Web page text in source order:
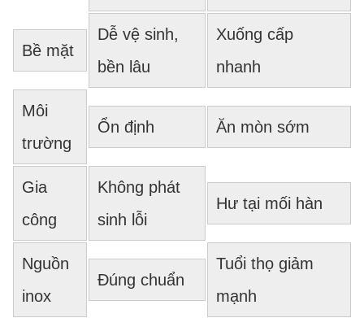
Bề mặt
Dễ vệ sinh,
bền lâu
Xuống cấp
nhanh
Môi
trường
Ổn định Ăn mòn sớm
Gia
công
Không phát
sinh lỗi
Hư tại mối hàn
Nguồn
inox
Đúng chuẩn
Tuổi thọ giảm
mạnh